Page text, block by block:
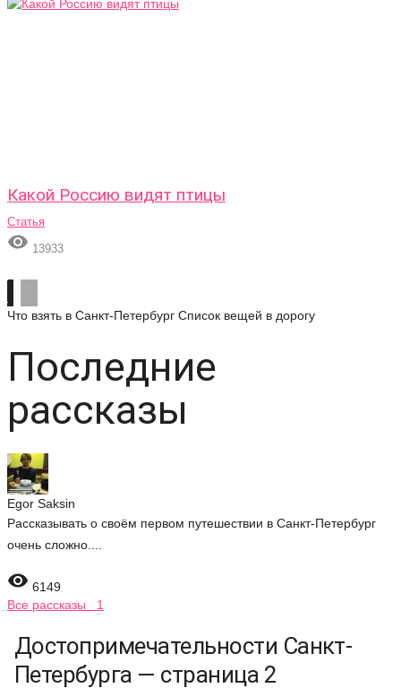
Какой Россию видят птицы
Статья
 13933
Что взять в Санкт-Петербург Список вещей в дорогу
Последние
рассказы
Egor Saksin
Рассказывать о своём первом путешествии в Санкт-Петербург
очень сложно....
 6149
Все рассказы 1
Достопримечательности Санкт-
Петербурга — страница 2